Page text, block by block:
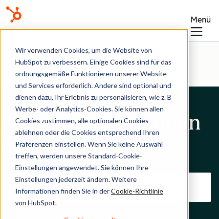
Wir verwenden Cookies, um die Website von
HubSpot zu verbessern. Einige Cookies sind für das
ordnungsgemäße Funktionieren unserer Website
und Services erforderlich. Andere sind optional und
dienen dazu, Ihr Erlebnis zu personalisieren, wie z. B
Werbe- oder Analytics-Cookies. Sie können allen
Cookies zustimmen, alle optionalen Cookies
ablehnen oder die Cookies entsprechend Ihren
Präferenzen einstellen. Wenn Sie keine Auswahl
treffen, werden unsere Standard-Cookie-
Einstellungen angewendet. Sie können Ihre
Einstellungen jederzeit ändern. Weitere
Informationen finden Sie in derCookie-Richtlinie
von HubSpot.
Menü
Hilfe-Center
Wie können wir Ihnen
helfen?